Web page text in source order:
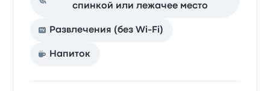
спинкой или лежачее место
Развлечения (без Wi-Fi)
Напиток